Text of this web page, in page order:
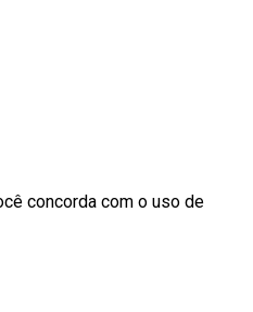
concorda com o uso de